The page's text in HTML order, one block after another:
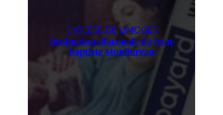
DIOCÈSE DE LIMOGES
Ordination diaconale de Jean-
Baptiste Monbureau